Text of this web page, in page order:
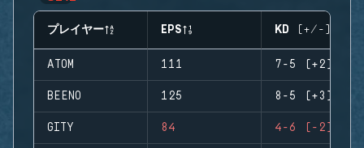
プレイヤー EPS KD (+/-)
ATOM 111 7-5 (+2)
BEENO 125 8-5 (+3)
GITY 84 4-6 (-2)